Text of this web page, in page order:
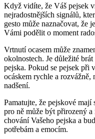
Když vidíte, že Váš pejsek
nejradostnějších signálů,
gesto může naznačovat, že
Vámi podělit o moment
Vrtnutí ocasem může
okolnostech. Je důležité
pejska. Pokud se pejsek při
ocáskem rychle a rozvážně,
nadšení.
Pamatujte, že pejskové
pro ně může být přirozený
chování Vašeho pejska a
potřebám a emocím.